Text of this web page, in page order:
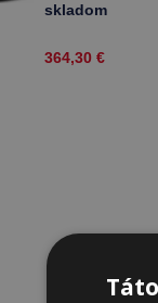
skladom
364,30 €